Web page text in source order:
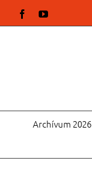
Kihagyás FacebookYouTube
Archívum 2026